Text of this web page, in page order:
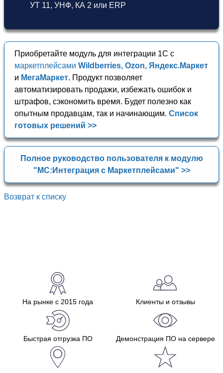
УТ 11, УНФ, КА 2 или ERP
Приобретайте модуль для интеграции 1С с
маркетплейсами Wildberries, Ozon, Яндекс.Маркет
и МегаМаркет. Продукт позволяет
автоматизировать продажи, избежать ошибок и
штрафов, сэкономить время. Будет полезно как
опытным продавцам, так и начинающим. Список
готовых решений >>
Полное руководство пользователя к модулю
"МС:Интеграция с Маркетплейсами" >>
Возврат к списку
На рынке с 2015 года Клиенты и отзывы
Быстрая отгрузка ПО Демонстрация ПО на сервере